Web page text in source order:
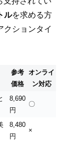
ルを求める方
クションタイ
参考
価格
オンライ
ン対応
8,690
円
〇
8,480
円
×